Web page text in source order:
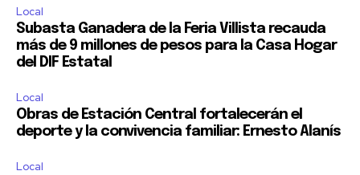
Local
Subasta Ganadera de la Feria Villista recauda
más de 9 millones de pesos para la Casa Hogar
del DIF Estatal
Local
Obras de Estación Central fortalecerán el
deporte y la convivencia familiar: Ernesto Alanís
Local